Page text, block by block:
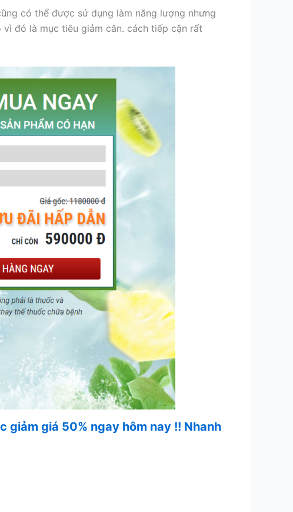
có thể được sử dụng làm năng lượng nhưng
đó là mục tiêu giảm cân. cách tiếp cận rất
giá 50% ngay hôm nay !! Nhanh